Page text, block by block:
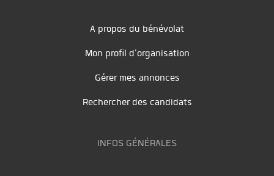
A propos du bénévolat
Mon profil d'organisation
Gérer mes annonces
Rechercher des candidats
INFOS GÉNÉRALES